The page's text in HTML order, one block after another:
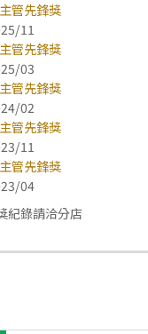
管先鋒獎
11
管先鋒獎
03
管先鋒獎
02
管先鋒獎
11
管先鋒獎
04
紀錄請洽分店